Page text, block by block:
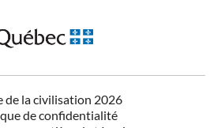
de la civilisation 2026
de confidentialité